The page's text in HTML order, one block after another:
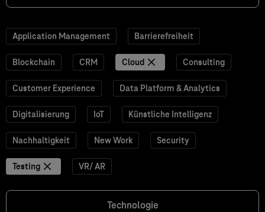
Application Management Barrierefreiheit
Blockchain CRM Cloud Consulting
Customer Experience Data Platform & Analytics
Digitalisierung IoT Künstliche Intelligenz
Nachhaltigkeit New Work Security
Testing VR/ AR
Technologie